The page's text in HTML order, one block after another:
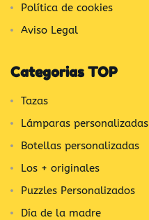
Política de cookies
Aviso Legal
Categorias TOP
Tazas
Lámparas personalizadas
Botellas personalizadas
Los + originales
Puzzles Personalizados
Día de la madre